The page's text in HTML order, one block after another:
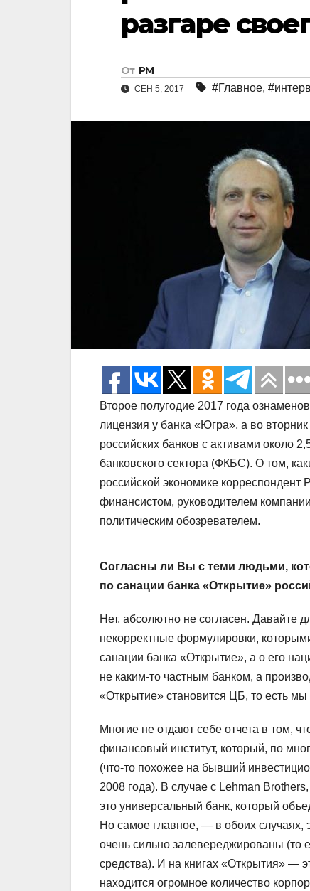
разгаре
От РМ
СЕН 5, 2017 #Главное,
Второе полугодие 2017 года
лицензия у банка «Югра», а во
российских банков с активами около
банковского сектора (ФКБС). О том,
российской экономике
финансистом, руководителем
политическим обозревателем.
Согласны ли Вы с теми людьми,
по санации банка «Открытие»
Нет, абсолютно не согласен. Давайте
некорректные формулировки,
санации банка «Открытие», а о его
не каким-то частным банком, а
«Открытие» становится ЦБ, то есть
Многие не отдают себе отчета в том,
финансовый институт, который, по
(что-то похожее на бывший
2008 года). В случае с Lehman
это универсальный банк, который
Но самое главное, — в обоих случаях,
очень сильно залевереджированы (то
средства). И на книгах «Открытия» —
находится огромное количество